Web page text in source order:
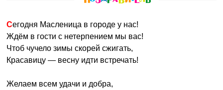
Сегодня Масленица в городе у нас!
Ждём в гости с нетерпением мы вас!
Чтоб чучело зимы скорей сжигать,
Красавицу — весну идти встречать!
Желаем всем удачи и добра,